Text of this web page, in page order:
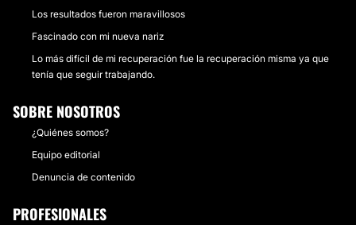
Los resultados fueron maravillosos
Fascinado con mi nueva nariz
Lo más difícil de mi recuperación fue la recuperación misma ya que
tenía que seguir trabajando.
SOBRE NOSOTROS
¿Quiénes somos?
Equipo editorial
Denuncia de contenido
PROFESIONALES